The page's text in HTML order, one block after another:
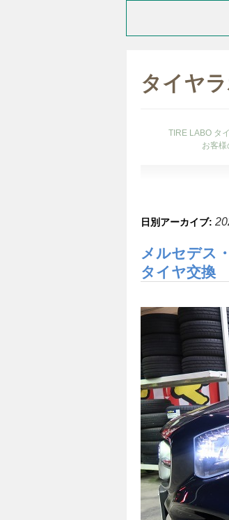
タイヤ
TIRE LABO タ
お客様の身
日別アーカイブ:
メルセデス
タイヤ交換